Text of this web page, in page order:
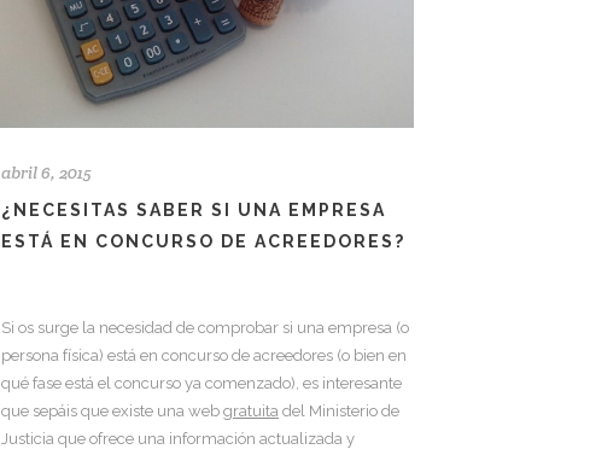
abril 6, 2015
¿NECESITAS SABER SI UNA EMPRESA
ESTÁ EN CONCURSO DE ACREEDORES?
Si os surge la necesidad de comprobar si una empresa (o
persona física) está en concurso de acreedores (o bien en
qué fase está el concurso ya comenzado), es interesante
que sepáis que existe una web gratuita del Ministerio de
Justicia que ofrece una información actualizada y